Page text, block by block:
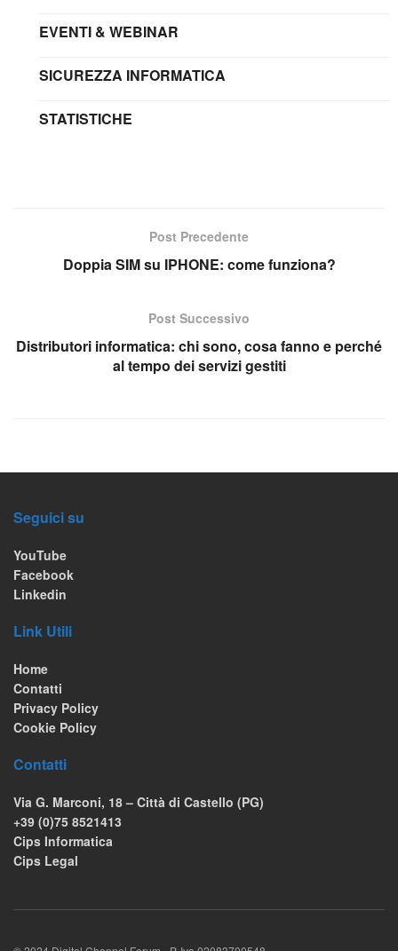
EVENTI & WEBINAR
SICUREZZA INFORMATICA
STATISTICHE
Post Precedente
Doppia SIM su IPHONE: come funziona?
Post Successivo
Distributori informatica: chi sono, cosa fanno e perché
al tempo dei servizi gestiti
Seguici su
YouTube
Facebook
Linkedin
Link Utili
Home
Contatti
Privacy Policy
Cookie Policy
Contatti
Via G. Marconi, 18 – Città di Castello (PG)
+39 (0)75 8521413
Cips Informatica
Cips Legal